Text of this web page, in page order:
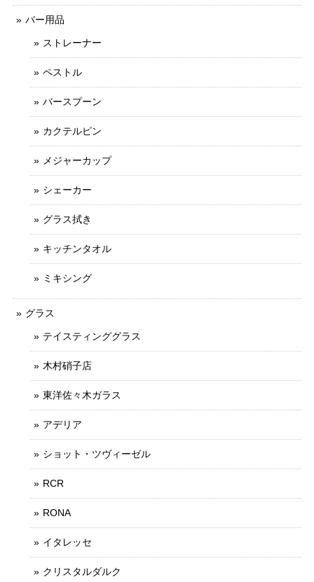
バー用品
ストレーナー
ペストル
バースプーン
カクテルピン
メジャーカップ
シェーカー
グラス拭き
キッチンタオル
ミキシング
グラス
テイスティンググラス
木村硝子店
東洋佐々木ガラス
アデリア
ショット・ツヴィーゼル
RCR
RONA
イタレッセ
クリスタルダルク